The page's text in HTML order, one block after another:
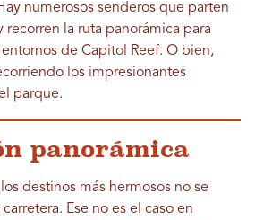
numerosos senderos que parten
recorren la ruta panorámica para
de Capitol Reef. O bien,
los impresionantes
parque.
panorámica
destinos más hermosos no se
Ese no es el caso en